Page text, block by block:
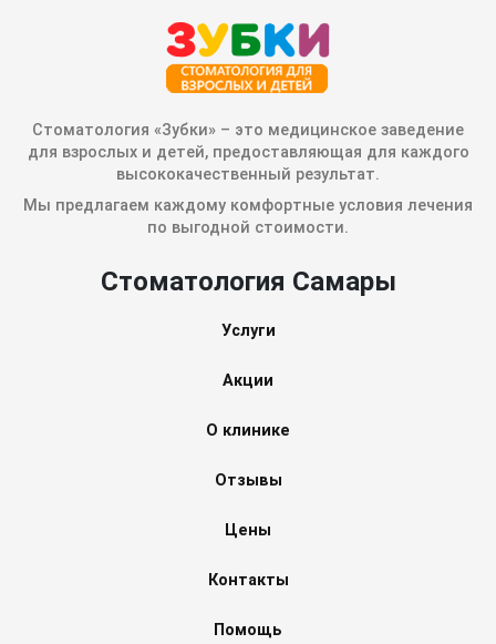
Стоматология «Зубки» – это медицинское заведение
для взрослых и детей, предоставляющая для каждого
высококачественный результат.
Мы предлагаем каждому комфортные условия лечения
по выгодной стоимости.
Стоматология Самары
Услуги
Акции
О клинике
Отзывы
Цены
Контакты
Помощь